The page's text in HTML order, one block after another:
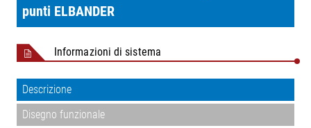
punti ELBANDER
Informazioni di sistema
Descrizione
Disegno funzionale